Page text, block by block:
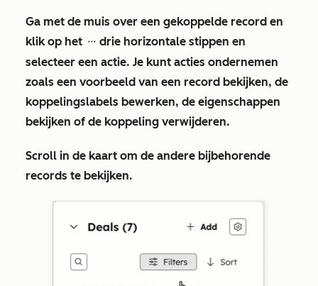
Ga met de muis over een gekoppelde record en
klik op het ellipses drie horizontale stippen en
selecteer een actie. Je kunt acties ondernemen
zoals een voorbeeld van een record bekijken, de
koppelingslabels bewerken, de eigenschappen
bekijken of de koppeling verwijderen.
Scroll in de kaart om de andere bijbehorende
records te bekijken.